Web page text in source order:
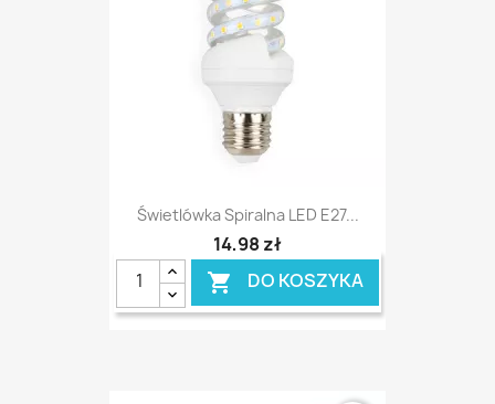
Świetlówka Spiralna LED E27...
14,98 zł
 DO KOSZYKA